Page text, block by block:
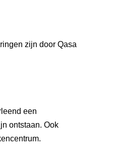
zijn door Qasa
een
ontstaan. Ook